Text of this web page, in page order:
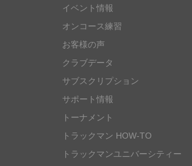
イベント情報
オンコース練習
お客様の声
クラブデータ
サブスクリプション
サポート情報
トーナメント
トラックマン HOW-TO
トラックマンユニバーシティー